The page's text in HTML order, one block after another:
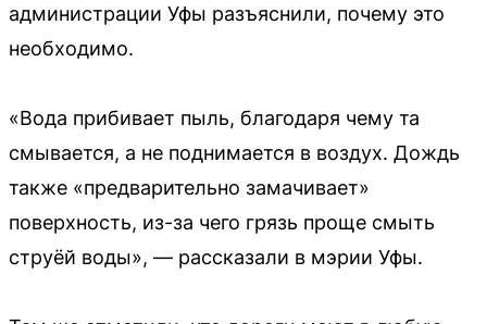
администрации Уфы разъяснили, почему это
необходимо.
«Вода прибивает пыль, благодаря чему та
смывается, а не поднимается в воздух. Дождь
также «предварительно замачивает»
поверхность, из-за чего грязь проще смыть
струёй воды», — рассказали в мэрии Уфы.